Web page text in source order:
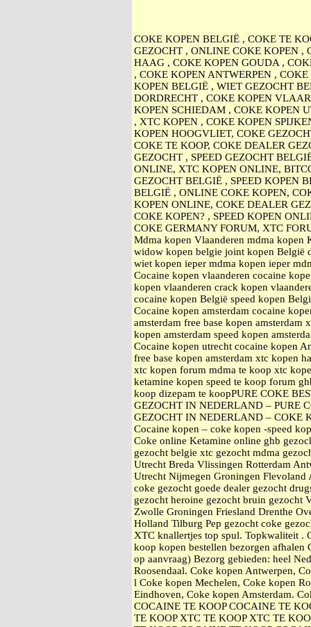
COKE KOPEN BELGIË , COKE TE
GEZOCHT , ONLINE COKE KOPEN ,
HAAG , COKE KOPEN GOUDA ,
, COKE KOPEN ANTWERPEN ,
KOPEN BELGIË , WIET GEZOCHT
DORDRECHT , COKE KOPEN
KOPEN SCHIEDAM , COKE KOPEN
, XTC KOPEN , COKE KOPEN
KOPEN HOOGVLIET, COKE
COKE TE KOOP, COKE DEALER
GEZOCHT , SPEED GEZOCHT
ONLINE, XTC KOPEN ONLINE,
GEZOCHT BELGIË , SPEED KOPEN
BELGIË , ONLINE COKE KOPEN,
KOPEN ONLINE, COKE DEALER
COKE KOPEN? , SPEED KOPEN
COKE GERMANY FORUM, XTC
Mdma kopen Vlaanderen mdma
widow kopen belgie joint kopen België
wiet kopen ieper mdma kopen ieper
Cocaine kopen vlaanderen cocaine
kopen vlaanderen crack kopen
cocaine kopen België speed kopen
Cocaine kopen amsterdam cocaine
amsterdam free base kopen amsterdam
kopen amsterdam speed kopen
Cocaine kopen utrecht cocaine kopen
free base kopen amsterdam xtc kopen
xtc kopen forum mdma te koop xtc
ketamine kopen speed te koop forum
koop dizepam te koopPURE COKE
GEZOCHT IN NEDERLAND – PURE
GEZOCHT IN NEDERLAND – COKE
Cocaine kopen – coke kopen -speed
Coke online Ketamine online ghb
gezocht belgie xtc gezocht mdma
Utrecht Breda Vlissingen Rotterdam
Utrecht Nijmegen Groningen Flevoland
coke gezocht goede dealer gezocht
gezocht heroine gezocht bruin gezocht
Zwolle Groningen Friesland Drenthe
Holland Tilburg Pep gezocht coke
XTC knallertjes top spul. Topkwaliteit .
koop kopen bestellen bezorgen
op aanvraag) Bezorg gebieden: heel
Roosendaal. Coke kopen Antwerpen,
l Coke kopen Mechelen, Coke kopen
Eindhoven, Coke kopen Amsterdam.
COCAINE TE KOOP COCAINE TE
TE KOOP XTC TE KOOP XTC TE